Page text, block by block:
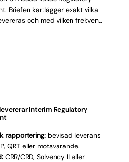
Briefen kartlägger exakt vilka
och med vilken frekvens.
Interim Regulatory
rapportering:bevisad leverans
QRT eller motsvarande.
CRR/CRD, Solvency II eller